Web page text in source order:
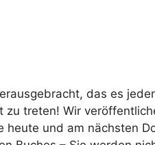
das es
treten! Wir
heute und am nächsten